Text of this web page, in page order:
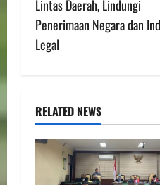
Lintas Daerah, Lindungi
Penerimaan Negara dan
Legal
RELATED NEWS